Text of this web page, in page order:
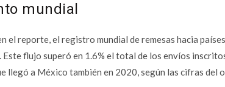
mundial
el reporte, el registro mundial de remesas hacia
flujo superó en 1.6% el total de los envíos
llegó a México también en 2020, según las cifras del